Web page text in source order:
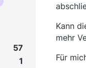
57
1
Kann
mehr
Für